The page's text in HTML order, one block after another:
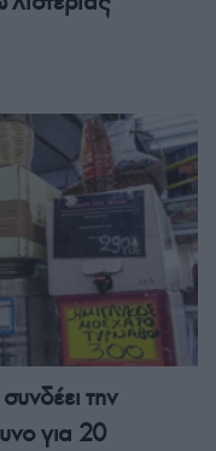
την
για 20